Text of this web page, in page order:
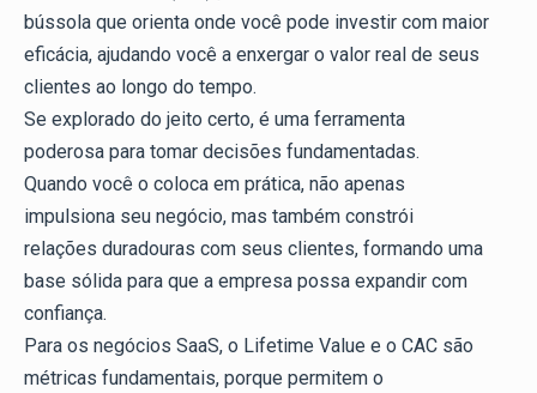
bússola que orienta onde você pode investir com maior
eficácia, ajudando você a enxergar o valor real de seus
clientes ao longo do tempo.
Se explorado do jeito certo, é uma ferramenta
poderosa para tomar decisões fundamentadas.
Quando você o coloca em prática, não apenas
impulsiona seu negócio, mas também constrói
relações duradouras com seus clientes, formando uma
base sólida para que a empresa possa expandir com
confiança.
Para os negócios SaaS, o Lifetime Value e o CAC são
métricas fundamentais, porque permitem o